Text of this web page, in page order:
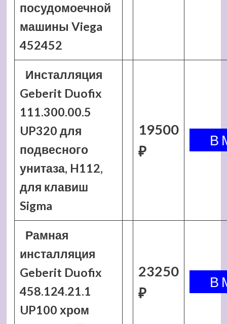
посудомоечной
машины Viega
452452
Инсталляция
Geberit Duofix
111.300.00.5
UP320 для
подвесного
унитаза, H112,
для клавиш
Sigma
19500
₽
Рамная
инсталляция
Geberit Duofix
458.124.21.1
UP100 хром
23250
₽